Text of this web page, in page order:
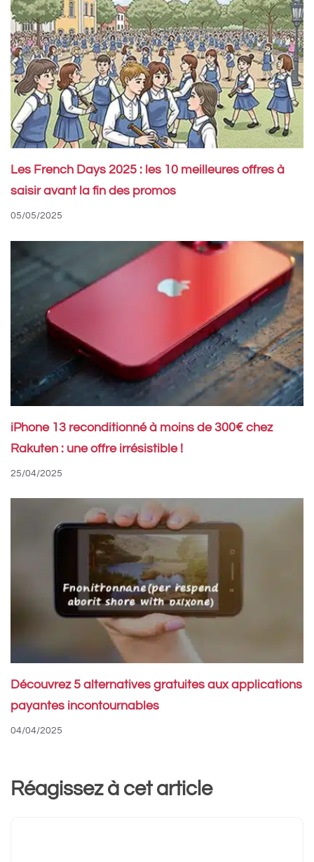
Les French Days 2025 : les 10 meilleures offres à
saisir avant la fin des promos
05/05/2025
iPhone 13 reconditionné à moins de 300€ chez
Rakuten : une offre irrésistible !
25/04/2025
Découvrez 5 alternatives gratuites aux applications
payantes incontournables
04/04/2025
Réagissez à cet article